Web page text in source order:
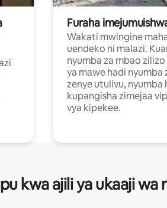
Furaha
Wakati mwingine
uendeko ni malazi.
nyumba za mbao
ya mawe hadi nyumba
zenye utulivu, nyumba
kupangisha zimejaa
vya kipekee.
kwa ajili ya ukaaji wa